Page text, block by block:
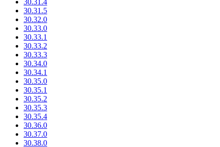
30.31.5
30.32.0
30.33.0
30.33.1
30.33.2
30.33.3
30.34.0
30.34.1
30.35.0
30.35.1
30.35.2
30.35.3
30.35.4
30.36.0
30.37.0
30.38.0